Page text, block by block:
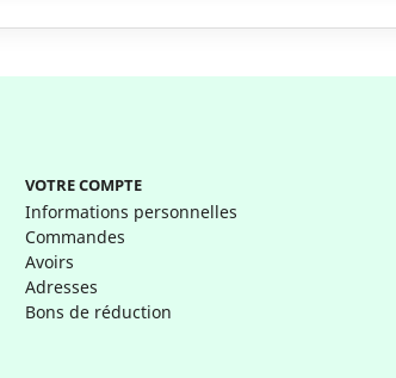
VOTRE COMPTE
Informations personnelles
Commandes
Avoirs
Adresses
Bons de réduction